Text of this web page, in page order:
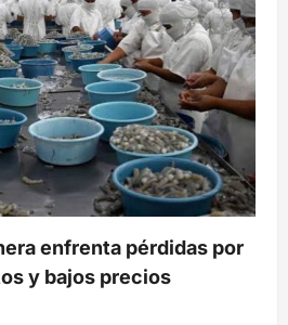
enfrenta pérdidas por
y bajos precios